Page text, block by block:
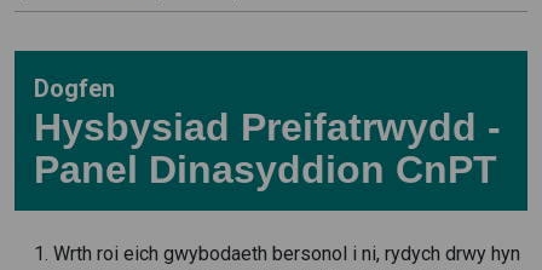
Dogfen
Hysbysiad Preifatrwydd -
Panel Dinasyddion CnPT
Wrth roi eich gwybodaeth bersonol i ni, rydych drwy hyn